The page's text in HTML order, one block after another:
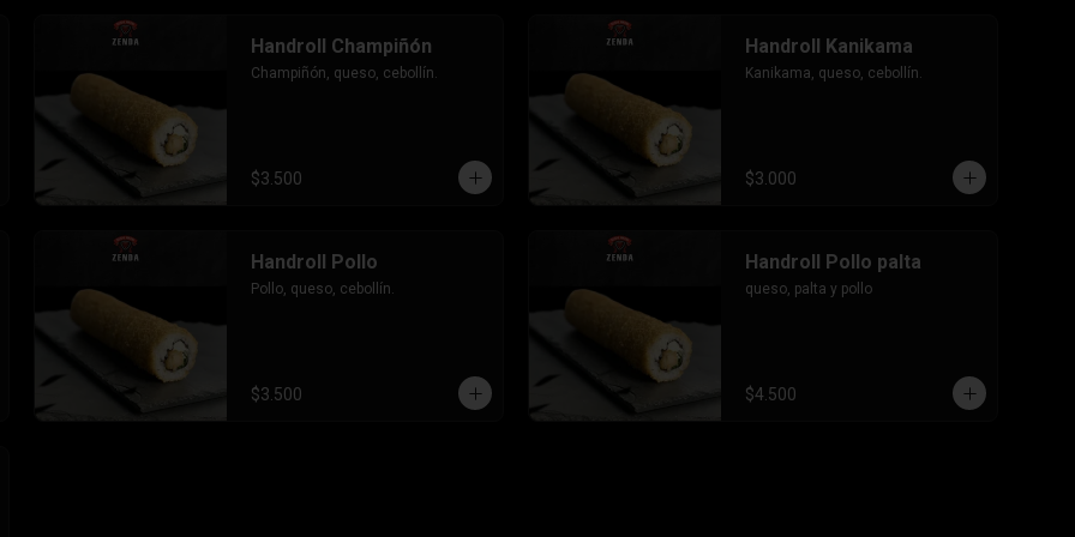
Handroll Champiñón
Champiñón, queso, cebollín.
$3.500
Handroll Kanikama
Kanikama, queso, cebollín.
$3.000
Handroll Pollo
Pollo, queso, cebollín.
$3.500
Handroll Pollo palta
queso, palta y pollo
$4.500